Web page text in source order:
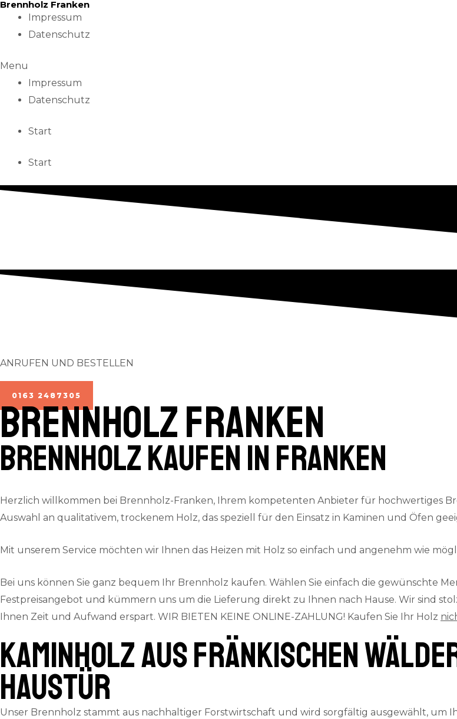
Skip
Brennholz Franken
Impressum
Datenschutz
Menu
Impressum
Datenschutz
Start
Start
ANRUFEN UND BESTELLEN
0163 2487305
BRENNHOLZ Franken
Brennholz kaufen in Franken
Herzlich willkommen bei Brennholz-Franken, Ihrem kompetenten Anbieter für hochwertiges
Auswahl an qualitativem, trockenem Holz, das speziell für den Einsatz in Kaminen und Öfen
Mit unserem Service möchten wir Ihnen das Heizen mit Holz so einfach und angenehm wie
Bei uns können Sie ganz bequem Ihr Brennholz kaufen. Wählen Sie einfach die gewünschte
Festpreisangebot und kümmern uns um die Lieferung direkt zu Ihnen nach Hause. Wir sind
Ihnen Zeit und Aufwand erspart. WIR BIETEN KEINE ONLINE-ZAHLUNG! Kaufen Sie Ihr Holz
Kaminholz aus fränkischen
Haustür
Unser Brennholz stammt aus nachhaltiger Forstwirtschaft und wird sorgfältig ausgewählt, um